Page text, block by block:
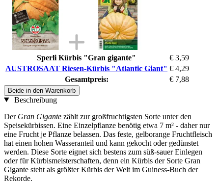
Sperli Kürbis "Gran gigante"
€ 3,59
AUSTROSAAT Riesen-Kürbis "Atlantic Giant" € 4,29
Gesamtpreis:
€ 7,88
Beide in den Warenkorb
Beschreibung
Der Gran Gigante zählt zur großfruchtigsten Sorte unter den
Speisekürbissen. Eine Einzelpflanze benötig etwa 7 m² - daher nur
eine Frucht je Pflanze belassen. Das feste, gelborange Fruchtfleisch
hat einen hohen Wasseranteil und kann gekocht oder gedünstet
werden. Diese Sorte eignet sich bestens zum süß-sauer Einlegen
oder für Kürbismeisterschaften, denn ein Kürbis der Sorte Gran
Gigante steht als größter Kürbis der Welt im Guiness-Buch der
Rekorde.